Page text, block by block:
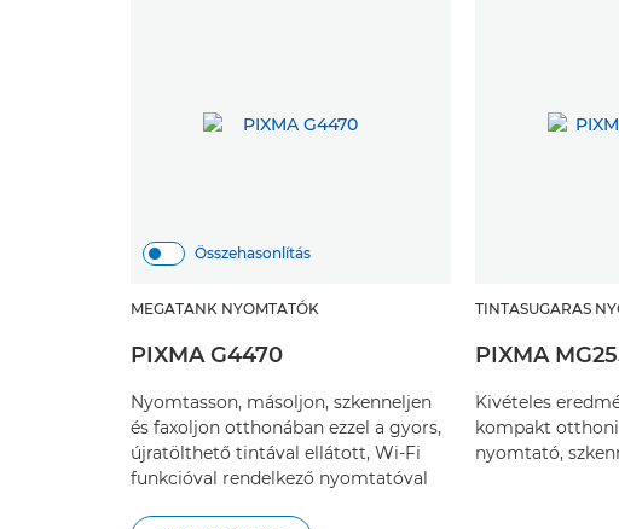
Összehasonlítás
MEGATANK NYOMTATÓK
PIXMA G4470
Nyomtasson, másoljon, szkenneljen
és faxoljon otthonában ezzel a gyors,
újratölthető tintával ellátott, Wi-Fi
funkcióval rendelkező nyomtatóval
TINTASUGARAS
PIXMA
Kivételes
kompakt
nyomtató,